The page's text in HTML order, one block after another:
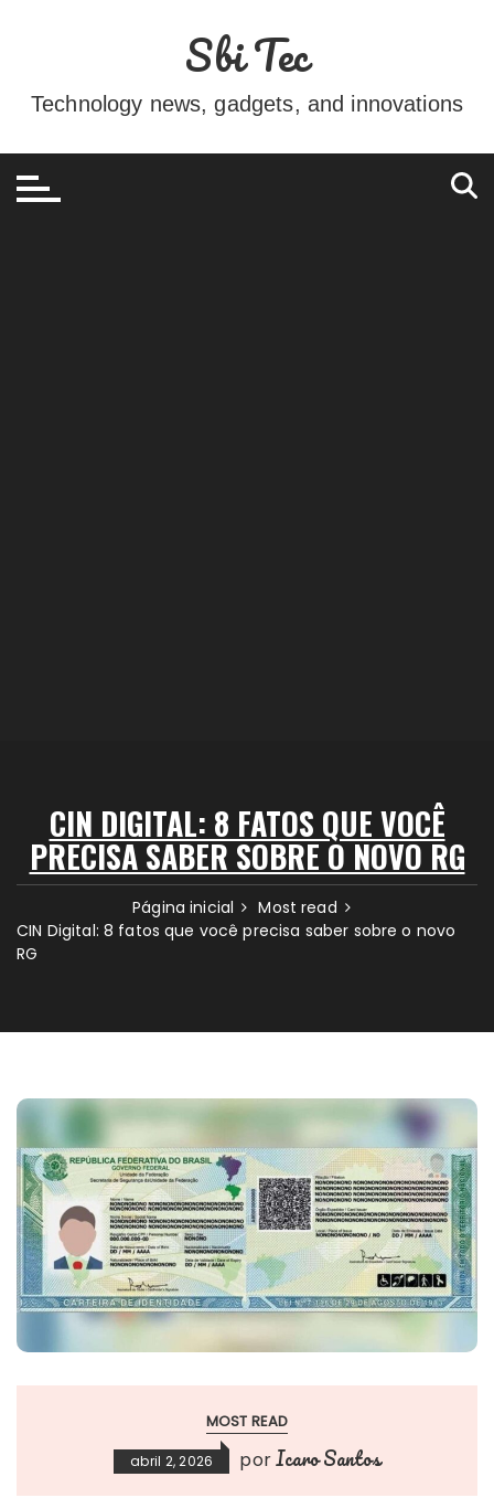
conteúdo
Sbi Tec
Technology news, gadgets, and innovations
CIN DIGITAL: 8 FATOS QUE VOCÊ
PRECISA SABER SOBRE O NOVO RG
Página inicial
Most read
CIN Digital: 8 fatos que você precisa saber sobre o novo
RG
MOST READ
abril 2, 2026 porIcaro Santos